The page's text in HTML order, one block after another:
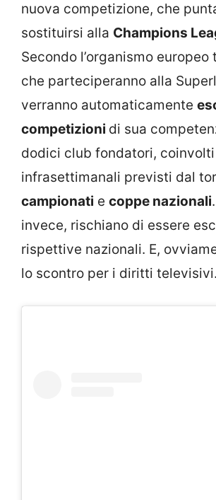
nuova competizione, che
sostituirsi alla Champions
Secondo l’organismo
che parteciperanno alla
verranno automaticamente
competizioni di sua
dodici club fondatori,
infrasettimanali previsti dal
campionati e coppe nazionali
invece, rischiano di essere
rispettive nazionali. E,
lo scontro per i diritti televisivi.